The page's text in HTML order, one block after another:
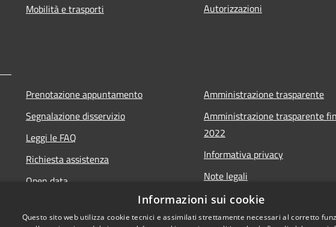
Mobilità e trasporti
Autorizzazioni
Prenotazione appuntamento
Segnalazione disservizio
Leggi le FAQ
Richiesta assistenza
Open data
Amministrazione trasparente
Amministrazione trasparente
2022
Informativa privacy
Note legali
Dichiarazione di accessibilità
Informazioni sui cookie
Questo sito web utilizza cookie tecnici e assimilati strettamente necessari al corretto